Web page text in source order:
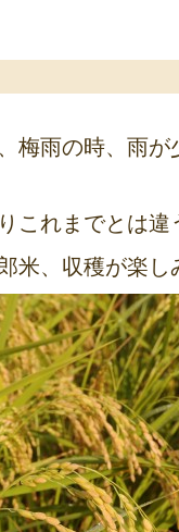
梅雨の時、雨
これまでとは
米、収穫が楽し